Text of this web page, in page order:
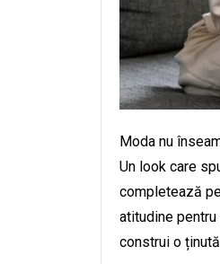
Moda nu
Un look care
completează
atitudine
construi o